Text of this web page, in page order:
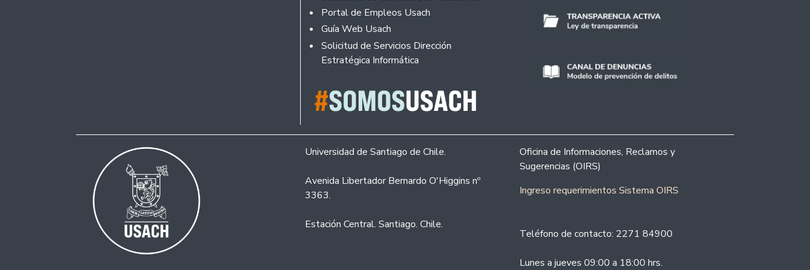
Portal de Empleos Usach
Guía Web Usach
Solicitud de Servicios Dirección
Estratégica Informática
Universidad de Santiago de Chile.
Avenida Libertador Bernardo O'Higgins nº
3363.
Estación Central. Santiago. Chile.
Oficina de Informaciones, Reclamos y
Sugerencias (OIRS)
Ingreso requerimientos Sistema OIRS
Teléfono de contacto: 2271 84900
Lunes a jueves 09:00 a 18:00 hrs.